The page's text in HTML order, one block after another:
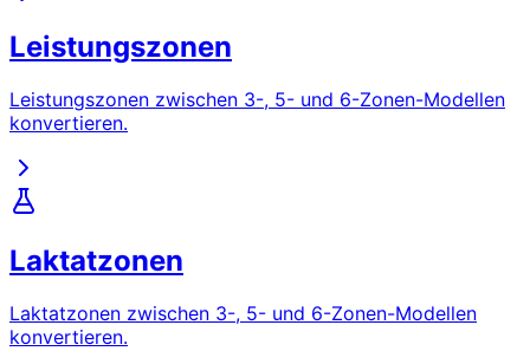
Leistungszonen
Leistungszonen zwischen 3-, 5- und 6-Zonen-Modellen
konvertieren.
Laktatzonen
Laktatzonen zwischen 3-, 5- und 6-Zonen-Modellen
konvertieren.